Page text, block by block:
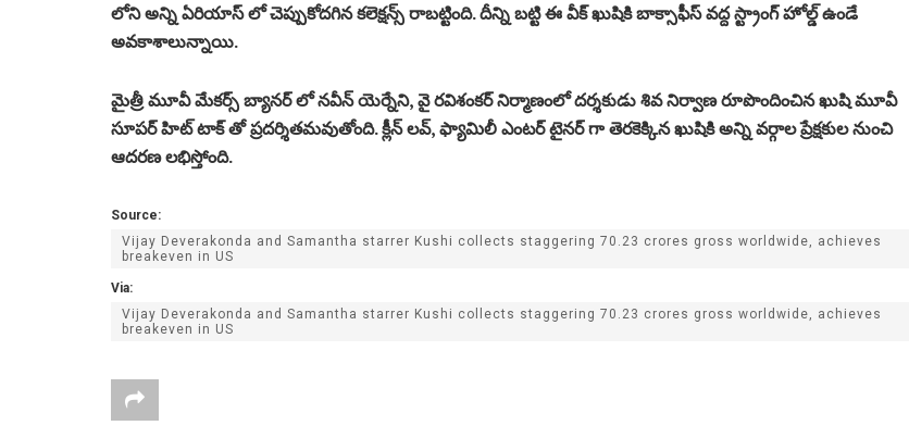
లోని అన్ని ఏరియాస్ లో చెప్పుకోదగిన కలెక్షన్స్ రాబట్టింది. దీన్ని బట్టి ఈ వీక్ ఖుషికి బాక్సాఫీస్ వద్ద స్ట్రాంగ్ హోల్డ్ ఉండే
అవకాశాలున్నాయి.
మైత్రీ మూవీ మేకర్స్ బ్యానర్ లో నవీన్ యెర్నేని, వై రవిశంకర్ నిర్మాణంలో దర్శకుడు శివ నిర్వాణ రూపొందించిన ఖుషి మూవీ
సూపర్ హిట్ టాక్ తో ప్రదర్శితమవుతోంది. క్లీన్ లవ్, ఫ్యామిలీ ఎంటర్ టైనర్ గా తెరకెక్కిన ఖుషికి అన్ని వర్గాల ప్రేక్షకుల నుంచి
ఆదరణ లభిస్తోంది.
Source:
Vijay Deverakonda and Samantha starrer Kushi collects staggering 70.23 crores gross worldwide, achieves
breakeven in US
Via:
Vijay Deverakonda and Samantha starrer Kushi collects staggering 70.23 crores gross worldwide, achieves
breakeven in US